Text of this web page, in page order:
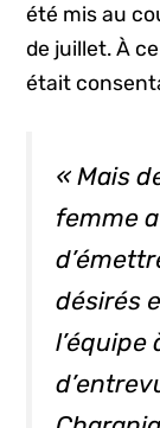
été mis au
de juillet. À
était
« Mais
femme
désirés
l’équipe